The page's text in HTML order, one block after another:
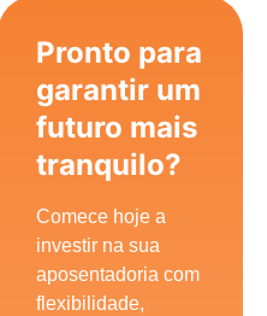
Pronto para
garantir um
futuro mais
tranquilo?
Comece hoje a
investir na sua
aposentadoria com
flexibilidade,